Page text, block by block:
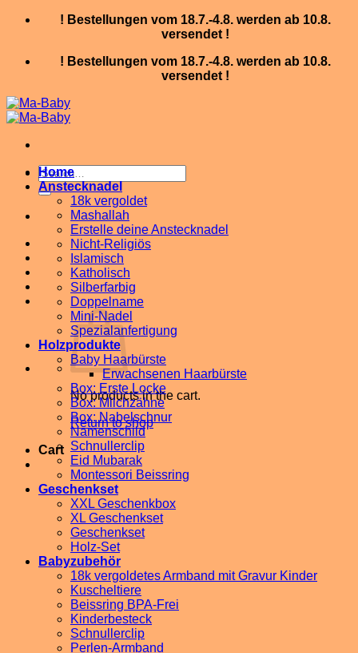
Skip
! Bestellungen vom 18.7.-4.8. werden ab 10.8.
versendet !
! Bestellungen vom 18.7.-4.8. werden ab 10.8.
versendet !
Search
for:
No products in the cart.
Return to shop
Cart
Home
Anstecknadel
18k vergoldet
Mashallah
Erstelle deine Anstecknadel
Nicht-Religiös
Islamisch
Katholisch
Silberfarbig
Doppelname
Mini-Nadel
Spezialanfertigung
Holzprodukte
Baby Haarbürste
Erwachsenen Haarbürste
Box: Erste Locke
Box: Milchzähne
Box: Nabelschnur
Namenschild
Schnullerclip
Eid Mubarak
Montessori Beissring
Geschenkset
XXL Geschenkbox
XL Geschenkset
Geschenkset
Holz-Set
Babyzubehör
18k vergoldetes Armband mit Gravur Kinder
Kuscheltiere
Beissring BPA-Frei
Kinderbesteck
Schnullerclip
Perlen-Armband